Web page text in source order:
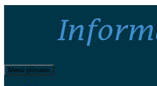
Menú primario